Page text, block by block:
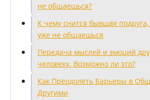
не общаешься?
К чему снится бывшая подруга,
уже не общаешься
Передача мыслей и эмоций
человеку. Возможно ли это?
Как Преодолеть Барьеры в
Другими